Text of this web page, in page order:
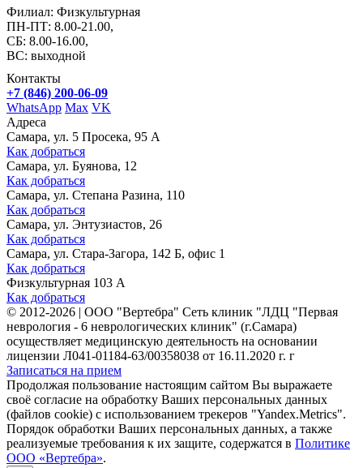
Филиал: Физкультурная
ПН-ПТ: 8.00-21.00,
СБ: 8.00-16.00,
ВС: выходной
Контакты
+7 (846) 200-06-09
WhatsApp Max VK
Адреса
Самара, ул. 5 Просека, 95 А
Как добраться
Самара, ул. Буянова, 12
Как добраться
Самара, ул. Степана Разина, 110
Как добраться
Самара, ул. Энтузиастов, 26
Как добраться
Самара, ул. Стара-Загора, 142 Б, офис 1
Как добраться
Физкультурная 103 А
Как добраться
© 2012-2026 | ООО "Вертебра" Сеть клиник "ЛДЦ "Первая
неврология - 6 неврологических клиник" (г.Самара)
осуществляет медицинскую деятельность на основании
лицензии Л041-01184-63/00358038 от 16.11.2020 г. г
Записаться на прием
Продолжая пользование настоящим сайтом Вы выражаете
своё согласие на обработку Ваших персональных данных
(файлов cookie) с использованием трекеров "Yandex.Metrics".
Порядок обработки Ваших персональных данных, а также
реализуемые требования к их защите, содержатся в Политике
ООО «Вертебра».